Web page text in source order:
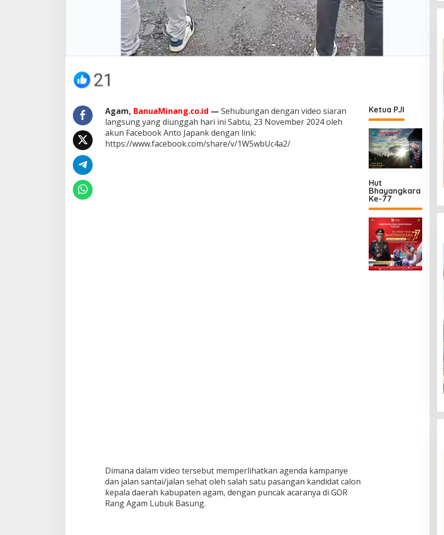
Agam, BanuaMinang.co.id — Sehubungan dengan video siaran
langsung yang diunggah hari ini Sabtu, 23 November 2024 oleh
akun Facebook Anto Japank dengan link:
https://www.facebook.com/share/v/1W5wbUc4a2/
Dimana dalam video tersebut memperlihatkan agenda kampanye
dan jalan santai/jalan sehat oleh salah satu pasangan kandidat calon
kepala daerah kabupaten agam, dengan puncak acaranya di GOR
Rang Agam Lubuk Basung.
Ketua PJI
Hut
Bhayangkara
Ke-77